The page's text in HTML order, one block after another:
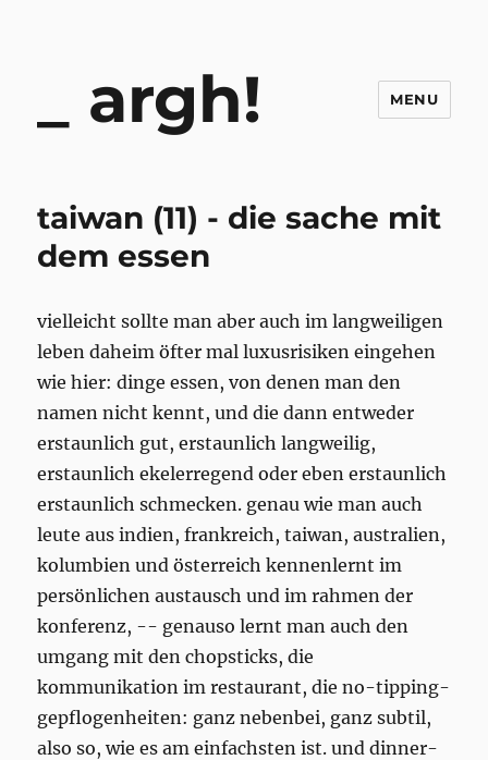
argh! MENU
taiwan (11) - die sache mit
dem essen
vielleicht sollte man aber auch im langweiligen
leben daheim öfter mal luxusrisiken eingehen
wie hier: dinge essen, von denen man den
namen nicht kennt, und die dann entweder
erstaunlich gut, erstaunlich langweilig,
erstaunlich ekelerregend oder eben erstaunlich
erstaunlich schmecken. genau wie man auch
leute aus indien, frankreich, taiwan, australien,
kolumbien und österreich kennenlernt im
persönlichen austausch und im rahmen der
konferenz, -- genauso lernt man auch den
umgang mit den chopsticks, die
kommunikation im restaurant, die no-tipping-
gepflogenheiten: ganz nebenbei, ganz subtil,
also so, wie es am einfachsten ist. und dinner-